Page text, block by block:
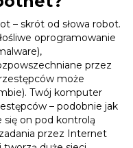
– skrót od słowa robot.
oprogramowanie
przez
może
Twój komputer
– podobnie jak
on pod kontrolą
przez Internet